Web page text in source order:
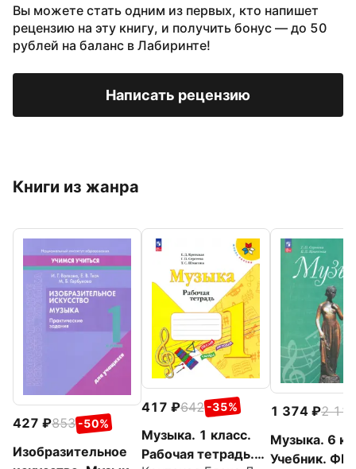
Вы можете стать одним из первых, кто напишет
рецензию на эту книгу, и получить бонус — до 50
рублей на баланс в Лабиринте!
Написать рецензию
Книги из жанра
427 853 -50%
Изобразительное
417 642 -35%
Музыка. 1 класс.
Рабочая тетрадь.
1 374
2 114
Музыка. 6
Учебник.